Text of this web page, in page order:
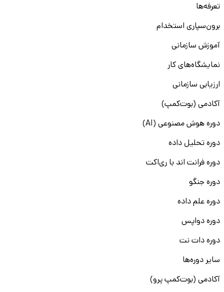
تعرفه‌ها
برون‌سپاری استخدام
آموزش سازمانی
نمایشگاه‌های کار
ارزیابی سازمانی
آکادمی (بوت‌کمپ)
دوره هوش مصنوعی (AI)
دوره تحلیل داده
دوره فرانت اند با ری‌اکت
دوره جنگو
دوره علم داده
دوره دواپس
دوره دات نت
سایر دوره‌ها
آکادمی (بوت‌کمپ پرو)